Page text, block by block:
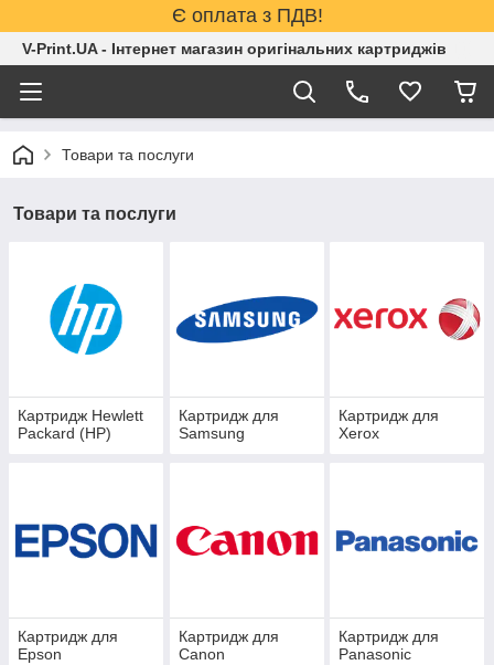
Є оплата з ПДВ!
V-Print.UA - Інтернет магазин оригінальних картриджів
Товари та послуги
Товари та послуги
Картридж Hewlett
Packard (HP)
Картридж для
Samsung
Картридж для
Xerox
Картридж для
Epson
Картридж для
Canon
Картридж для
Panasonic